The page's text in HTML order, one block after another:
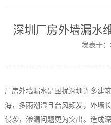
深圳厂房外墙漏水
发表于
厂房外墙漏水是困扰深圳许多建
海，多雨潮湿且台风频发，外墙
侵袭，渗漏问题更为突出。造成